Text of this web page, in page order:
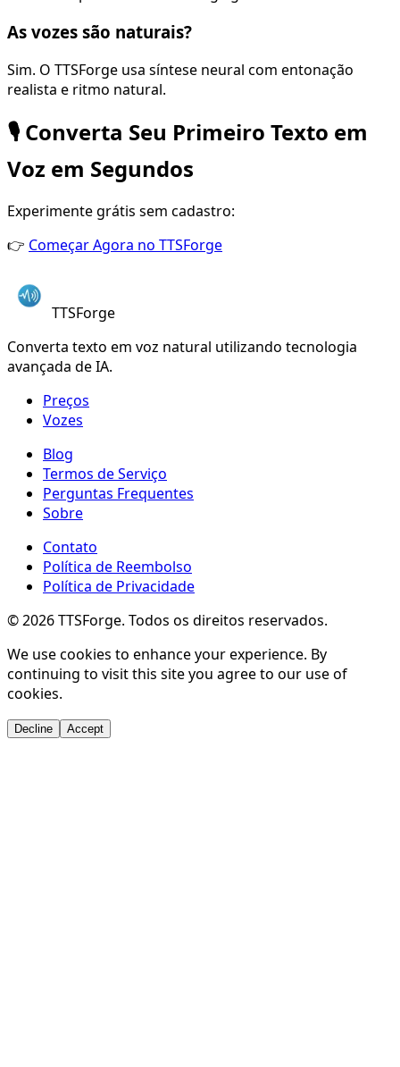
As vozes são naturais?
Sim. O TTSForge usa síntese neural com entonação
realista e ritmo natural.
🎙️ Converta Seu Primeiro Texto em
Voz em Segundos
Experimente grátis sem cadastro:
👉 Começar Agora no TTSForge
TTSForge
Converta texto em voz natural utilizando tecnologia
avançada de IA.
Preços
Vozes
Blog
Termos de Serviço
Perguntas Frequentes
Sobre
Contato
Política de Reembolso
Política de Privacidade
©2026TTSForge. Todos os direitos reservados.
We use cookies to enhance your experience. By
continuing to visit this site you agree to our use of
cookies.
Decline Accept